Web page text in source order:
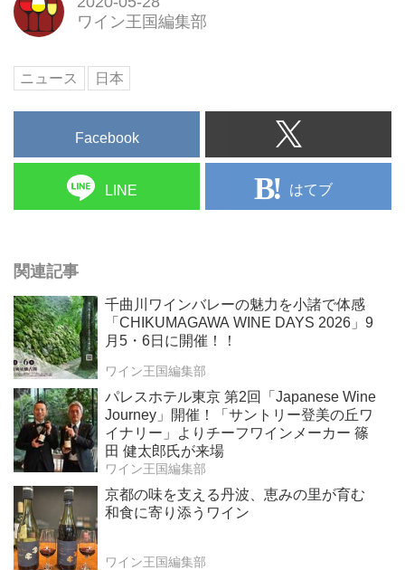
ワイン王国編集部
ニュース 日本
Facebook
LINE はてブ
関連記事
千曲川ワインバレーの魅力を小諸で体感
「CHIKUMAGAWA WINE DAYS 2026」9
月5・6日に開催！！
ワイン王国編集部
パレスホテル東京 第2回「Japanese Wine
Journey」開催！「サントリー登美の丘ワ
イナリー」よりチーフワインメーカー 篠
田 健太郎氏が来場
ワイン王国編集部
京都の味を支える丹波、恵みの里が育む
和食に寄り添うワイン
ワイン王国編集部